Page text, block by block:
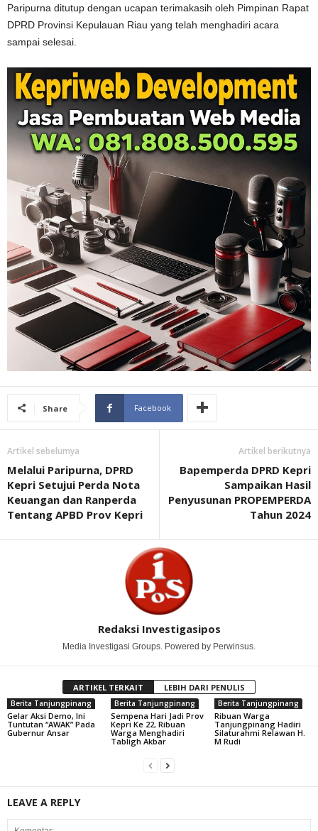
Paripurna ditutup dengan ucapan terimakasih oleh Pimpinan Rapat
DPRD Provinsi Kepulauan Riau yang telah menghadiri acara
sampai selesai.
Share Facebook
Artikel sebelumya
Melalui Paripurna, DPRD
Kepri Setujui Perda Nota
Keuangan dan Ranperda
Tentang APBD Prov Kepri
Artikel berikutnya
Bapemperda DPRD Kepri
Sampaikan Hasil
Penyusunan PROPEMPERDA
Tahun 2024
Redaksi Investigasipos
Media Investigasi Groups. Powered by Perwinsus.
ARTIKEL TERKAIT LEBIH DARI PENULIS
Berita Tanjungpinang
Gelar Aksi Demo, Ini
Tuntutan “AWAK” Pada
Gubernur Ansar
Berita Tanjungpinang
Sempena Hari Jadi Prov
Kepri Ke 22, Ribuan
Warga Menghadiri
Tabligh Akbar
Berita Tanjungpinang
Ribuan Warga
Tanjungpinang Hadiri
Silaturahmi Relawan H.
M Rudi
LEAVE A REPLY